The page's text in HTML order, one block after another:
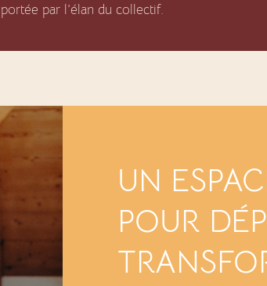
portée par l’élan du collectif.
UN
POUR